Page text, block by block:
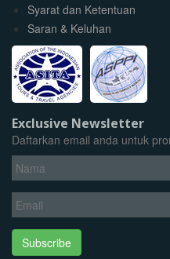
Syarat dan Ketentuan
Saran & Keluhan
Exclusive Newsletter
Daftarkan email anda untuk